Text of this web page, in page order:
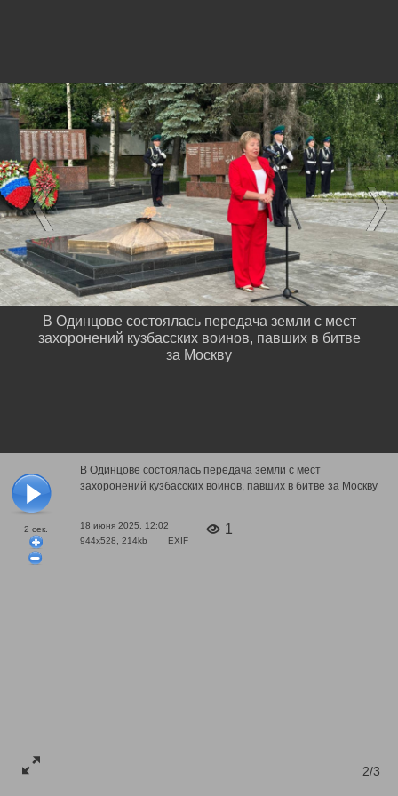
2 сек.
В Одинцове состоялась передача земли с мест
захоронений кузбасских воинов, павших в битве за Москву
18 июня 2025, 12:02
944x528, 214kb
EXIF
1
2/3
В Одинцове состоялась передача земли с мест
захоронений кузбасских воинов, павших в битве
за Москву